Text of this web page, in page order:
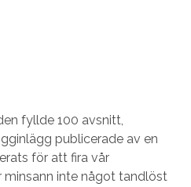
fyllde 100 avsnitt,
publicerade av en
för att fira vår
minsann inte något tandlöst